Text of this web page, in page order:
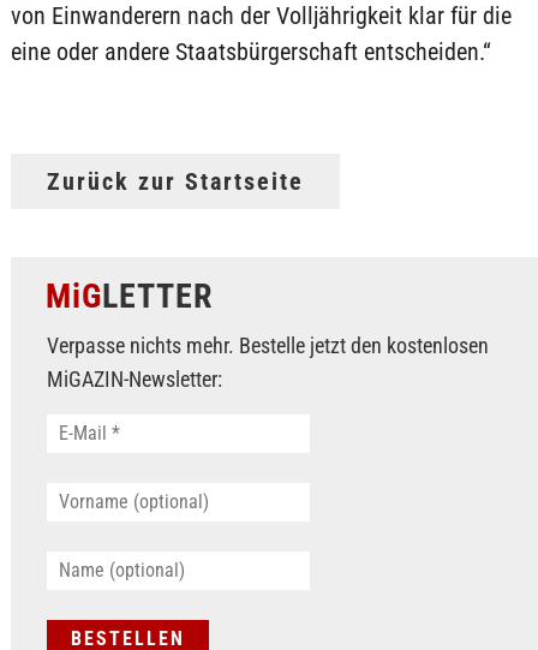
von Einwanderern nach der Volljährigkeit klar für die
eine oder andere Staatsbürgerschaft entscheiden.“
Zurück zur Startseite
MiGLETTER
Verpasse nichts mehr. Bestelle jetzt den kostenlosen
MiGAZIN-Newsletter: